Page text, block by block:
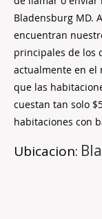
Bladensburg MD.
encuentran
principales de los
actualmente en el
que las
cuestan tan solo
habitaciones con
Ubicacion: